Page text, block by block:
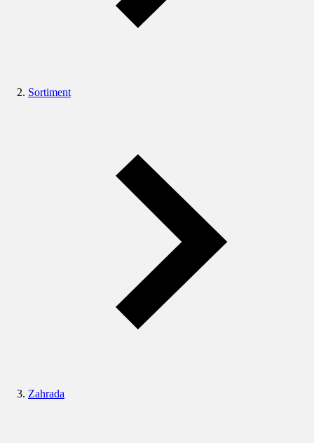
Sortiment
Zahrada